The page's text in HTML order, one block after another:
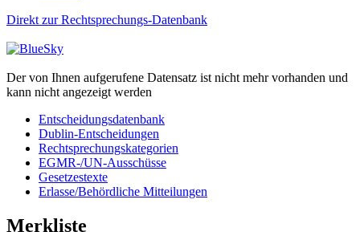
Direkt zur Rechtsprechungs-Datenbank
Der von Ihnen aufgerufene Datensatz ist nicht mehr vorhanden und
kann nicht angezeigt werden
Entscheidungsdatenbank
Dublin-Entscheidungen
Rechtsprechungskategorien
EGMR-/UN-Ausschüsse
Gesetzestexte
Erlasse/Behördliche Mitteilungen
Merkliste